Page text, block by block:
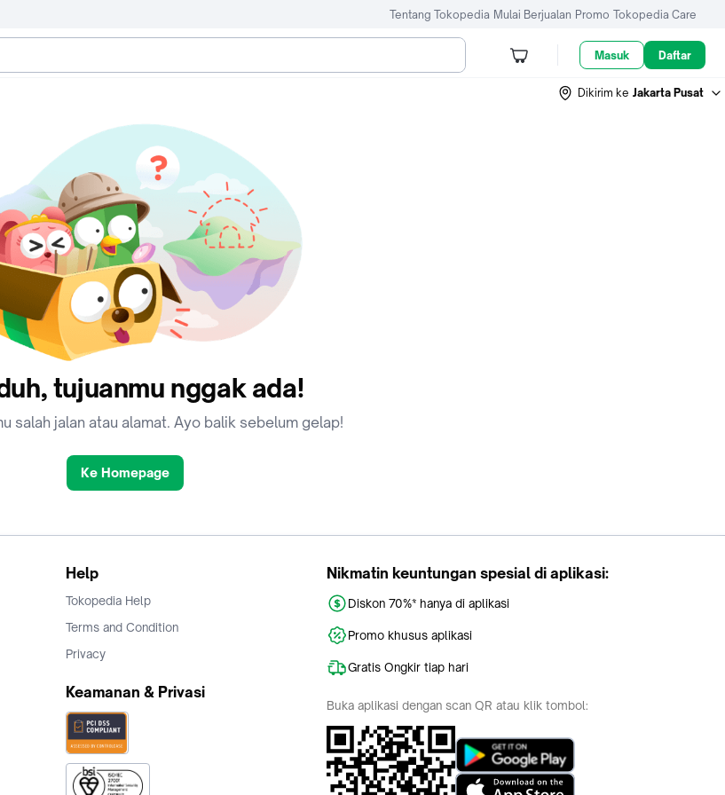
Tentang Tokopedia Mulai Berjualan Promo Tokopedia Care
Masuk Daftar
Dikirim ke Jakarta Pusat
tujuanmu nggak ada!
salah jalan atau alamat. Ayo balik sebelum gelap!
Ke Homepage
Help
Tokopedia Help
Terms and Condition
Privacy
Keamanan & Privasi
Nikmatin keuntungan spesial di aplikasi:
Diskon 70%* hanya di aplikasi
Promo khusus aplikasi
Gratis Ongkir tiap hari
Buka aplikasi dengan scan QR atau klik tombol: